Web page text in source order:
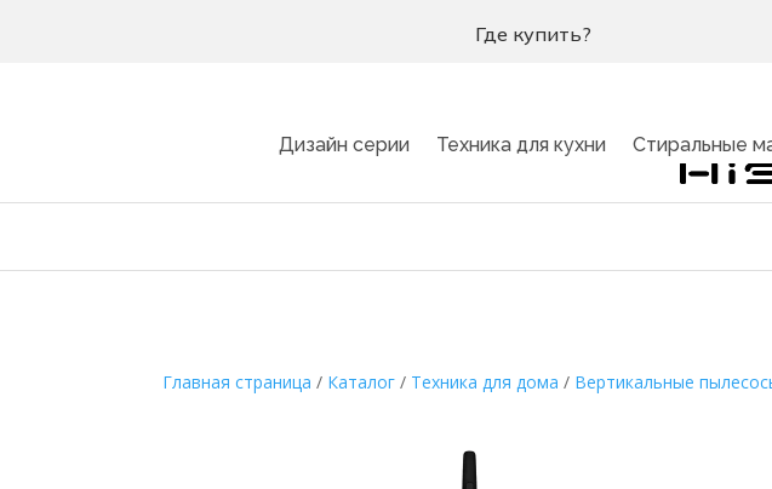
Где купить?
Дизайн серии Техника для кухни Стиральные
Главная страница / Каталог / Техника для дома / Вертикальные